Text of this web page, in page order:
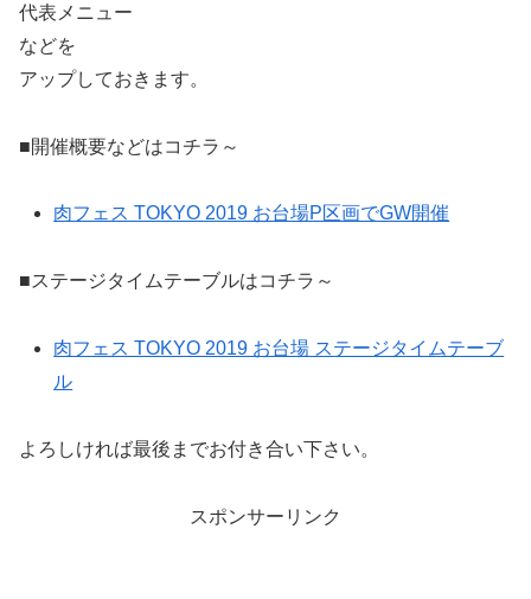
代表メニュー
などを
アップしておきます。
■開催概要などはコチラ～
肉フェス TOKYO 2019 お台場P区画でGW開催
■ステージタイムテーブルはコチラ～
肉フェス TOKYO 2019 お台場 ステージタイムテーブ
ル
よろしければ最後までお付き合い下さい。
スポンサーリンク